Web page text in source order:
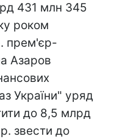
431 млн 345
роком
прем'єр-
Азаров
України" уряд
до 8,5 млрд
звести до